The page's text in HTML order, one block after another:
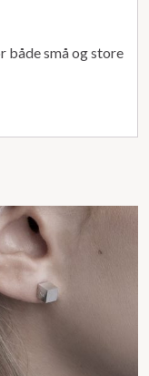
både små og store